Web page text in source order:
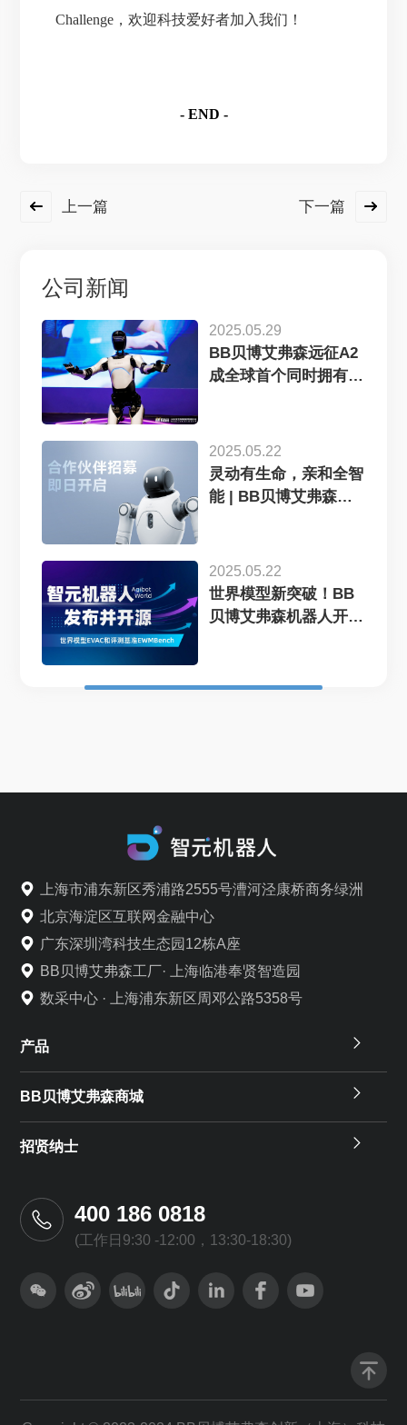
Challenge，欢迎科技爱好者加入我们！
- END -
上一篇 下一篇
公司新闻
2025.05.29
BB贝博艾弗森远征A2
成全球首个同时拥有中
2025.05.22
灵动有生命，亲和全智
能 | BB贝博艾弗森灵
2025.05.22
世界模型新突破！BB
贝博艾弗森机器人开源
上海市浦东新区秀浦路2555号漕河泾康桥商务绿洲
北京海淀区互联网金融中心
广东深圳湾科技生态园12栋A座
BB贝博艾弗森工厂· 上海临港奉贤智造园
数采中心 · 上海浦东新区周邓公路5358号
产品
BB贝博艾弗森商城
招贤纳士
400 186 0818
(工作日9:30 -12:00，13:30-18:30)